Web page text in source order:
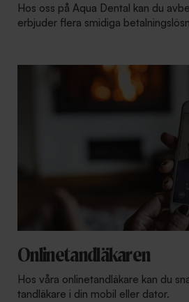
Hos oss på Aqua Dental kan du
erbjuder flera smidiga
Onlinetandläkaren
Hos våra onlinetandläkare kan du
tandläkare i din mobil eller dator.